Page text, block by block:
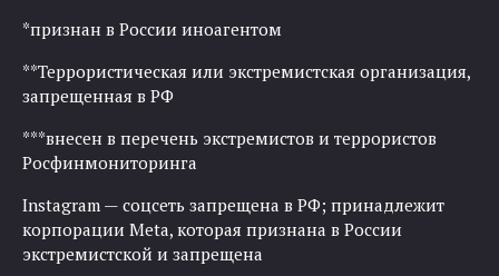
*признан в России иноагентом
**Террористическая или экстремистская организация,
запрещенная в РФ
***внесен в перечень экстремистов и террористов
Росфинмониторинга
Instagram — соцсеть запрещена в РФ; принадлежит
корпорации Meta, которая признана в России
экстремистской и запрещена